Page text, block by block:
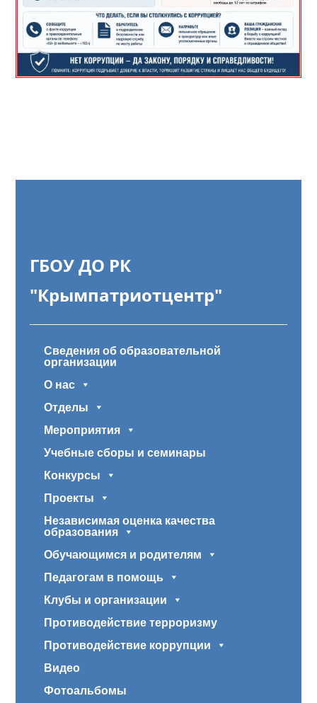
ГБОУ ДО РК
"Крымпатриотцентр"
Сведения об образовательной
организации
О нас
Отделы
Мероприятия
Учебные сборы и семинары
Конкурсы
Проекты
Независимая оценка качества
образования
Обучающимся и родителям
Педагогам в помощь
Клубы и организации
Противодействие терроризму
Противодействие коррупции
Видео
Фотоальбомы